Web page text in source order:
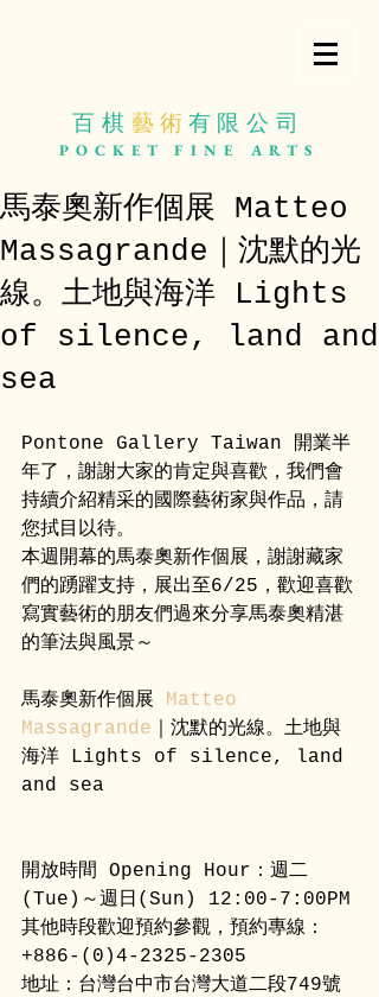
百棋 藝 術 有限公司
POCKET FINE ARTS
馬泰奧新作個展 Matteo
Massagrande｜沈默的光
線。土地與海洋 Lights
of silence, land and
sea
Pontone Gallery Taiwan 開業半
年了，謝謝大家的肯定與喜歡，我們會
持續介紹精采的國際藝術家與作品，請
您拭目以待。
本週開幕的馬泰奧新作個展，謝謝藏家
們的踴躍支持，展出至6/25，歡迎喜歡
寫實藝術的朋友們過來分享馬泰奧精湛
的筆法與風景～
馬泰奧新作個展 Matteo
Massagrande ｜沈默的光線。土地與
海洋 Lights of silence, land
and sea
開放時間 Opening Hour：週二
(Tue)～週日(Sun) 12:00-7:00PM
其他時段歡迎預約參觀，預約專線：
+886-(0)4-2325-2305
地址：台灣台中市台灣大道二段749號